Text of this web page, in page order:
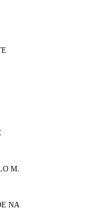
M.
NA